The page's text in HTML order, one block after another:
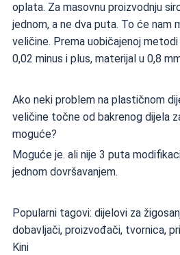
oplata. Za masovnu proizvodnju
jednom, a ne dva puta. To će nam
veličine. Prema uobičajenoj
0,02 minus i plus, materijal u 0,8
Ako neki problem na plastičnom
veličine točne od bakrenog dijela
moguće?
Moguće je. ali nije 3 puta
jednom dovršavanjem.
Popularni tagovi: dijelovi za
dobavljači, proizvođači, tvornica,
Kini